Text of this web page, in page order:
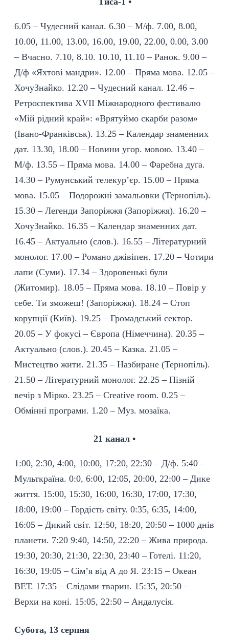
6.05 – Чудесний канал. 6.30 – М/ф. 7.00, 8.00,
10.00, 11.00, 13.00, 16.00, 19.00, 22.00, 0.00, 3.00
– Вчасно. 7.10, 8.10. 10.10, 11.10 – Ранок. 9.00 –
Д/ф «Яхтові мандри». 12.00 – Пряма мова. 12.05 –
ХочуЗнайко. 12.20 – Чудесний канал. 12.46 –
Ретроспектива XVII Міжнародного фестивалю
«Мій рідний край»: «Врятуймо скарби разом»
(Івано-Франківськ). 13.25 – Календар знаменних
дат. 13.30, 18.00 – Новини угор. мовою. 13.40 –
М/ф. 13.55 – Пряма мова. 14.00 – Фаребна дуга.
14.30 – Румунський телекур’єр. 15.00 – Пряма
мова. 15.05 – Подорожні замальовки (Тернопіль).
15.30 – Легенди Запоріжжя (Запоріжжя). 16.20 –
ХочуЗнайко. 16.35 – Календар знаменних дат.
16.45 – Актуально (слов.). 16.55 – Літературний
монолог. 17.00 – Романо джівіпен. 17.20 – Чотири
лапи (Суми). 17.34 – Здоровенькі були
(Житомир). 18.05 – Пряма мова. 18.10 – Повір у
себе. Ти зможеш! (Запоріжжя). 18.24 – Стоп
корупції (Київ). 19.25 – Громадський сектор.
20.05 – У фокусі – Європа (Німеччина). 20.35 –
Актуально (слов.). 20.45 – Казка. 21.05 –
Мистецтво жити. 21.35 – Назбиране (Тернопіль).
21.50 – Літературний монолог. 22.25 – Пізній
вечір з Мірко. 23.25 – Creative room. 0.25 –
Обмінні програми. 1.20 – Муз. мозаїка.
21 канал •
1:00, 2:30, 4:00, 10:00, 17:20, 22:30 – Д/ф. 5:40 –
Мульткраїна. 0:0, 6:00, 12:05, 20:00, 22:00 – Дике
життя. 15:00, 15:30, 16:00, 16:30, 17:00, 17:30,
18:00, 19:00 – Гордість світу. 0:35, 6:35, 14:00,
16:05 – Дикий світ. 12:50, 18:20, 20:50 – 1000 днів
планети. 7:20 9:40, 14:50, 22:20 – Жива природа.
19:30, 20:30, 21:30, 22:30, 23:40 – Готелі. 11:20,
16:30, 19:05 – Сім’я від А до Я. 23:15 – Океан
ВЕТ. 17:35 – Слідами тварин. 15:35, 20:50 –
Верхи на коні. 15:05, 22:50 – Андалусія.
Субота, 13 серпня